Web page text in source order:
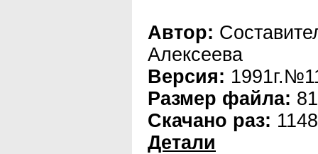
Автор:
Алексеева
Версия:
Размер файла:
Скачано раз: 1148
Детали